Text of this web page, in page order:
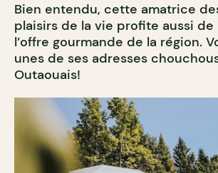
Bien entendu, cette amatrice
plaisirs de la vie profite aussi de
l’offre gourmande de la région.
unes de ses adresses
Outaouais!